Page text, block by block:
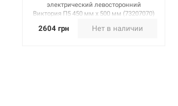
электрический левосторонний
Виктория П5 450 мм х 500 мм (73207070)
2604 грн Нет в наличии